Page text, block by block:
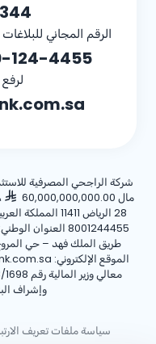
الرقم المجاني
124-4455
شركة الراجحي المصرفية
مال 60,000,000,000.00
28 الرياض 11411 المملكة العربية السعودية، هاتف:
وإشراف
سياسة ملفات تعريف